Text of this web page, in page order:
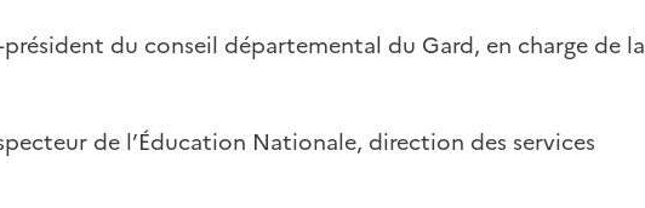
du conseil départemental du Gard, en charge de la
de l’Éducation Nationale, direction des services